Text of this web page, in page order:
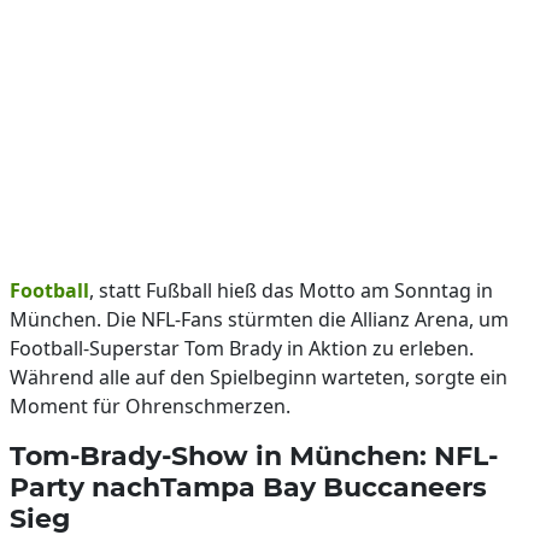
Football, statt Fußball hieß das Motto am Sonntag in
München. Die NFL-Fans stürmten die Allianz Arena, um
Football-Superstar Tom Brady in Aktion zu erleben.
Während alle auf den Spielbeginn warteten, sorgte ein
Moment für Ohrenschmerzen.
Tom-Brady-Show in München: NFL-
Party nachTampa Bay Buccaneers
Sieg